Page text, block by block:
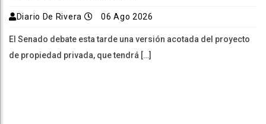
Diario De Rivera 06 Ago 2026
El Senado debate esta tarde una versión acotada del proyecto
de propiedad privada, que tendrá […]